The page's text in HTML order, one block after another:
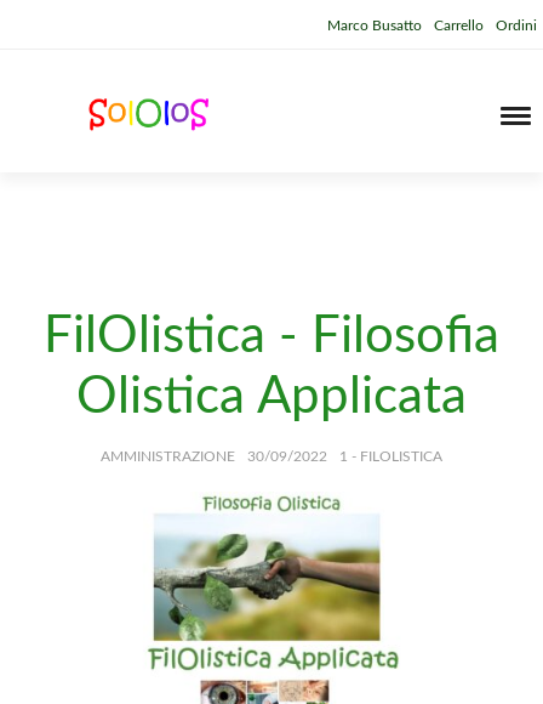
Marco Busatto Carrello Ordini
FilOlistica - Filosofia
Olistica Applicata
AMMINISTRAZIONE 30/09/2022 1 - FILOLISTICA